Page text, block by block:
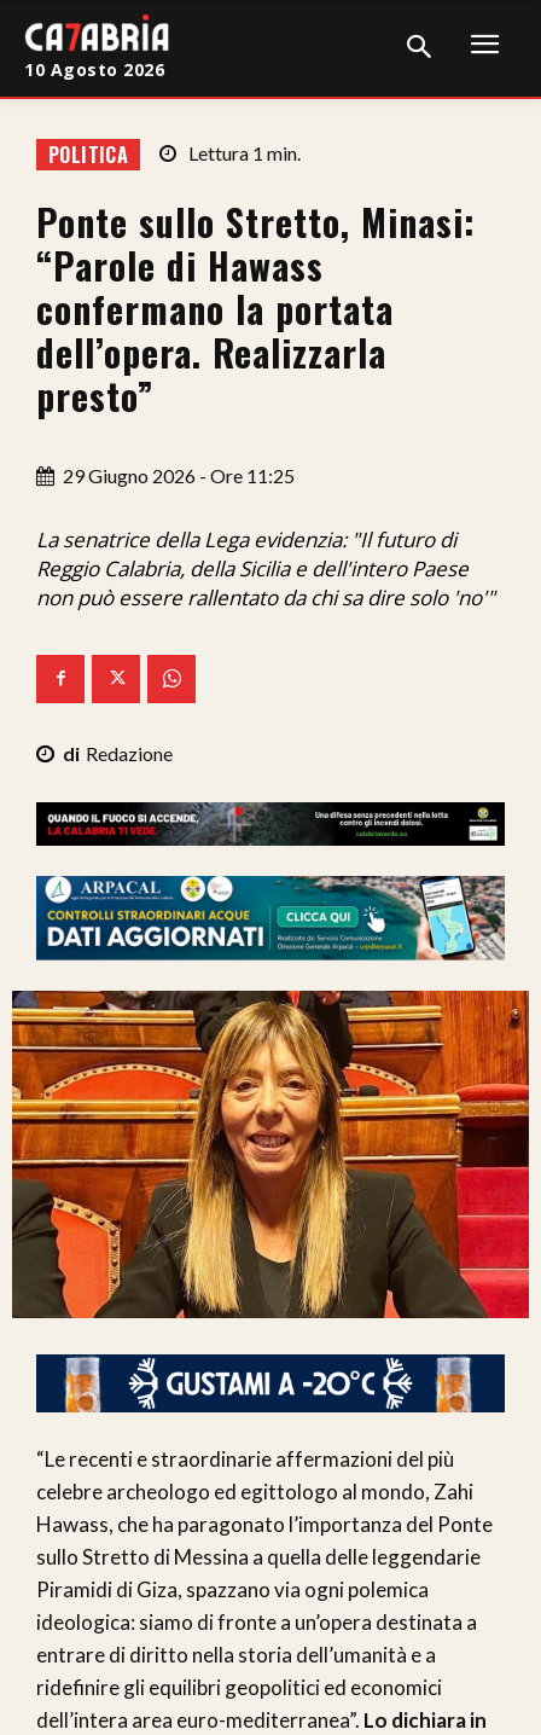
Cronaca
Giudiziaria
Politica
Sport
Attualità
Ita-Mondo
C7 Play
We Calabria
10 Agosto 2026
POLITICA Lettura 1 min.
Ponte sullo Stretto, Minasi:
“Parole di Hawass
confermano la portata
dell’opera. Realizzarla
presto”
29 Giugno 2026 - Ore 11:25
La senatrice della Lega evidenzia: "Il futuro di
Reggio Calabria, della Sicilia e dell'intero Paese
non può essere rallentato da chi sa dire solo 'no'"
Redazione
“Le recenti e straordinarie affermazioni del più
celebre archeologo ed egittologo al mondo, Zahi
Hawass, che ha paragonato l’importanza del Ponte
sullo Stretto di Messina a quella delle leggendarie
Piramidi di Giza, spazzano via ogni polemica
ideologica: siamo di fronte a un’opera destinata a
entrare di diritto nella storia dell’umanità e a
ridefinire gli equilibri geopolitici ed economici
dell’intera area euro-mediterranea”. Lo dichiara in